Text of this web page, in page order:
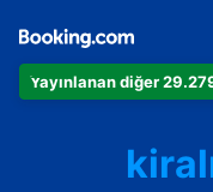
Yayınlanan diğer